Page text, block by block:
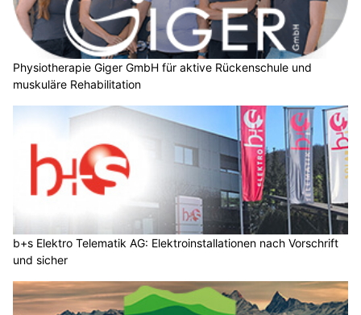
Physiotherapie Giger GmbH für aktive Rückenschule und
muskuläre Rehabilitation
b+s Elektro Telematik AG: Elektroinstallationen nach Vorschrift
und sicher